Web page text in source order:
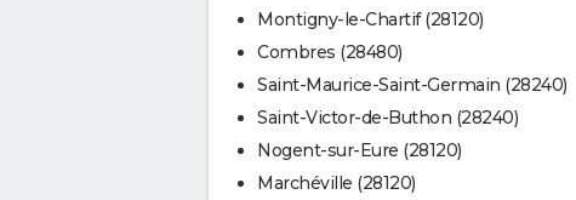
Montigny-le-Chartif (28120)
Combres (28480)
Saint-Maurice-Saint-Germain (28240)
Saint-Victor-de-Buthon (28240)
Nogent-sur-Eure (28120)
Marchéville (28120)